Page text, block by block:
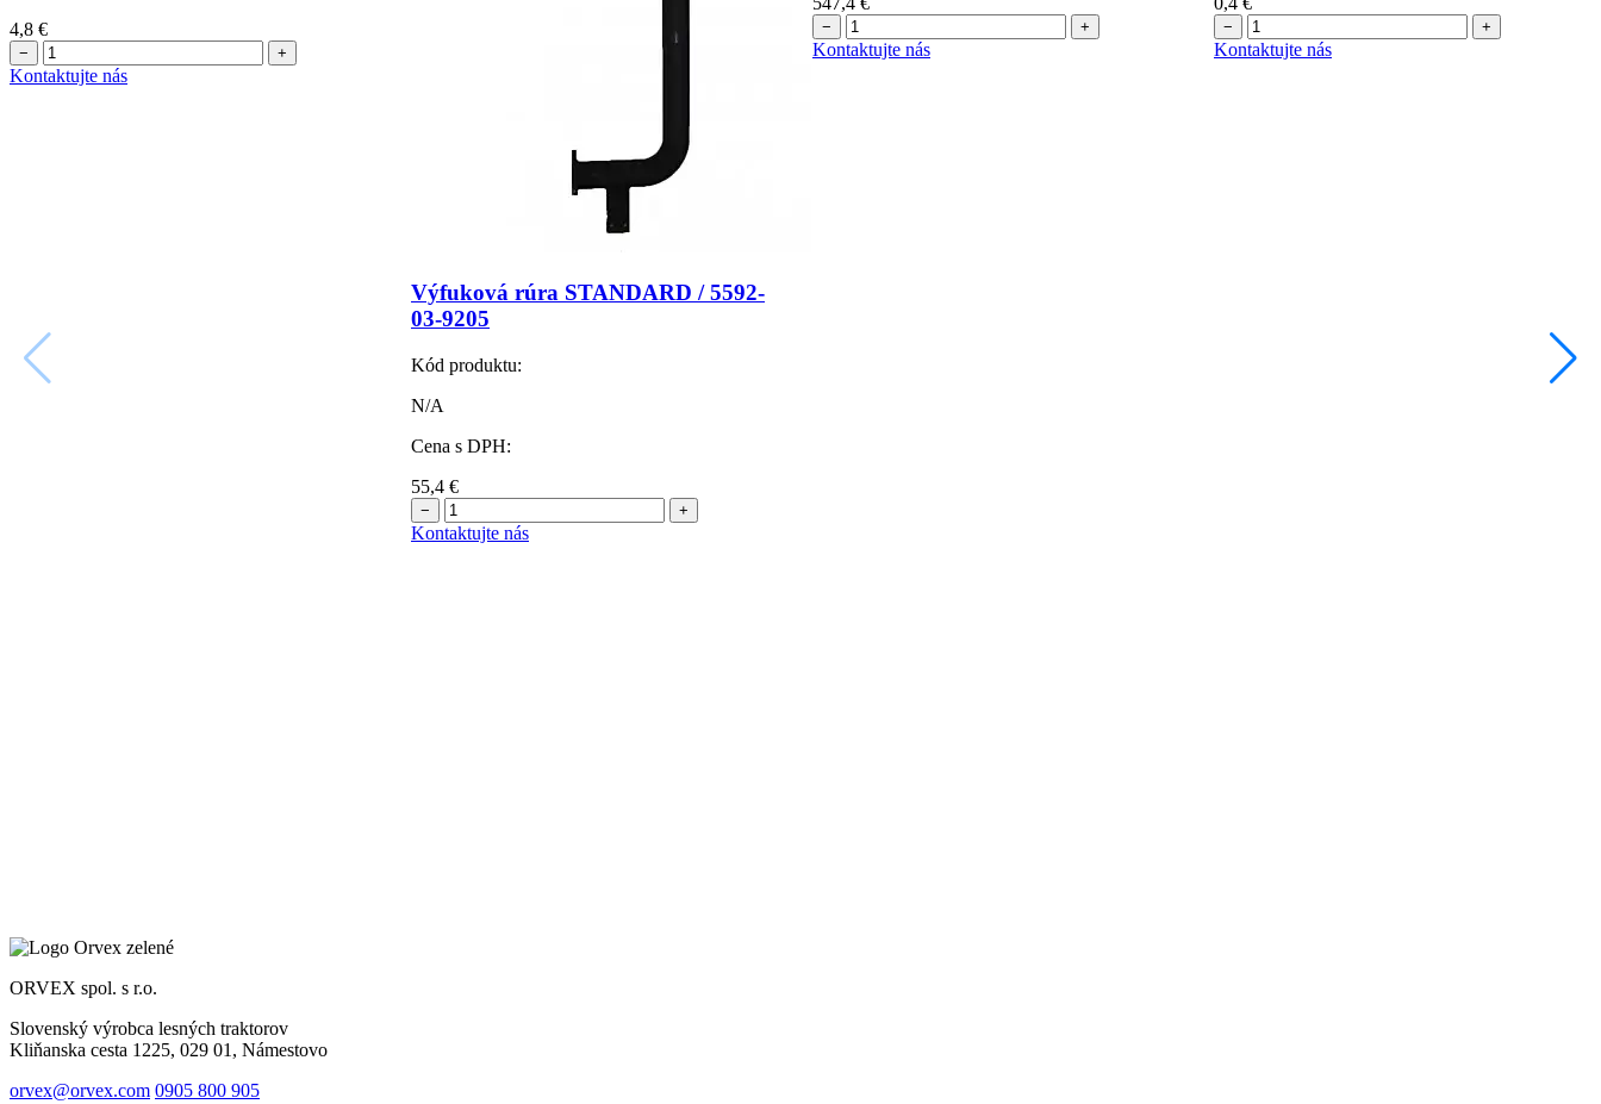
4,8 €
− +
Kontaktujte nás
Výfuková rúra STANDARD / 5592-
03-9205
Kód produktu:
N/A
Cena s DPH:
55,4 €
− +
Kontaktujte nás
− +
Kontaktujte nás
− +
Kontaktujte nás
ORVEX spol. s r.o.
Slovenský výrobca lesných traktorov
Kliňanska cesta 1225, 029 01, Námestovo
orvex@orvex.com 0905 800 905